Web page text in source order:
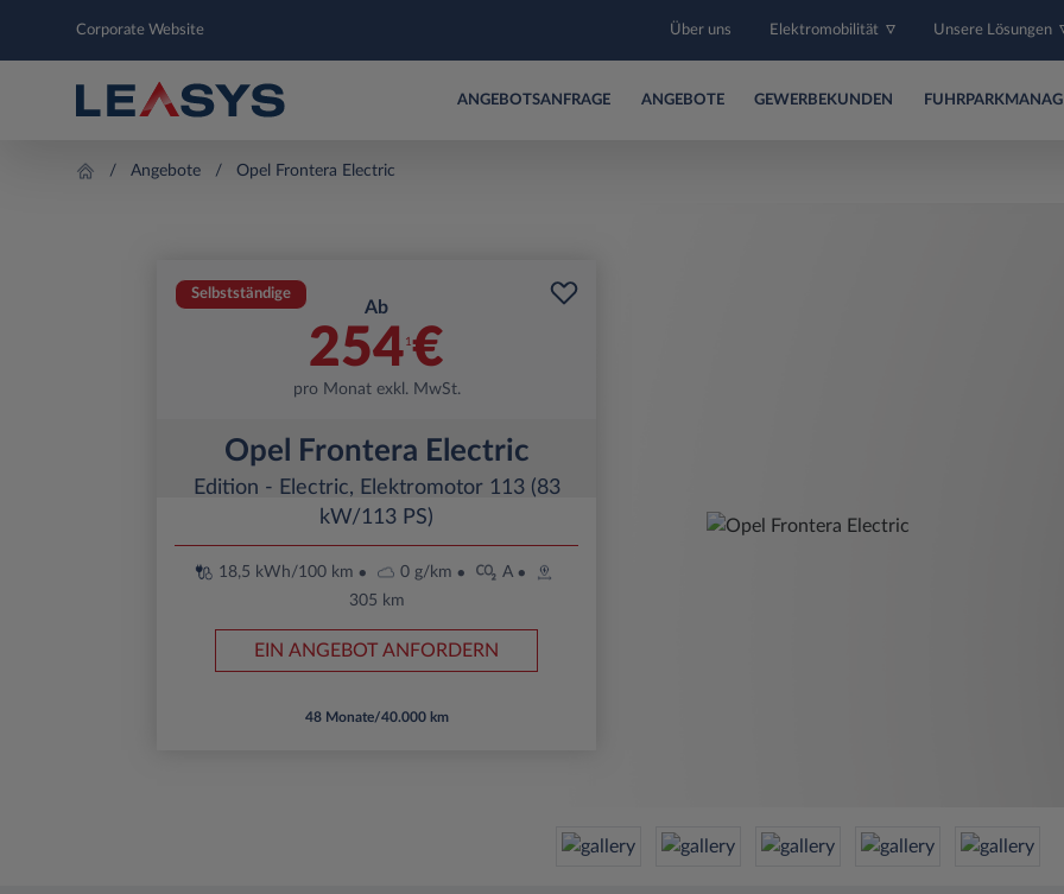
Corporate Website Über uns Elektromobilität Unsere Lösungen
ANGEBOTSANFRAGE ANGEBOTE GEWERBEKUNDEN
Angebote Opel Frontera Electric
Selbstständige
Ab
254 1 €
pro Monat exkl. MwSt.
Opel Frontera Electric
Edition - Electric, Elektromotor 113 (83
kW/113 PS)
18,5 kWh/100 km 0 g/km
A
305 km
EIN ANGEBOT ANFORDERN
48 Monate/40.000 km